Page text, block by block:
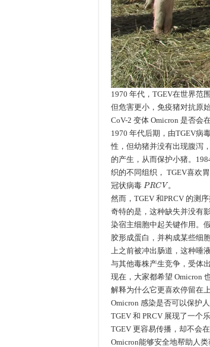
1970 年代，TGEV在世界范
但危害更小，免疫猪对抗原
CoV-2 变体 Omicron 是否会
1970 年代后期，由TGEV病
性，但幼猪并没有出现腹泻
的产生，从而保护小猪。
织的不同组织， TGEV喜欢
冠状病毒 PRCV 。
然而，TGEV 和PRCV 的测
奇特的是，这种缺失并没有
染宿主细胞中起关键作用。
胶形成蛋白，并构成某些细
上之前被冲出肠道，这种唾
与其他毒株产生竞争，受体
现在，大家都希望 Omicron
解释为什么它更喜欢停留在
Omicron 感染是否可以保护
TGEV 和 PRCV 展现了一个
TGEV 更容易传播，却不会
Omicron能够安全地帮助人